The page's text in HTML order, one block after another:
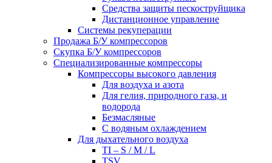
Средства защиты пескоструйщика
Дистанционное управление
Системы рекуперации
Продажа Б/У компрессоров
Скупка Б/У компрессоров
Специализированные компрессоры
Компрессоры высокого давления
Для воздуха и азота
Для гелия, природного газа, и
водорода
Безмасляные
С водяным охлаждением
Для дыхательного воздуха
TI – S / M / L
TSV